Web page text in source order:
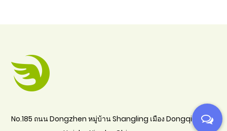
No.185 ถนน Dongzhen หมู่บ้าน Shangling เมือง Dongqiao